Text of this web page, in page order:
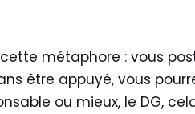
métaphore : vous
être appuyé, vous
ou mieux, le DG,